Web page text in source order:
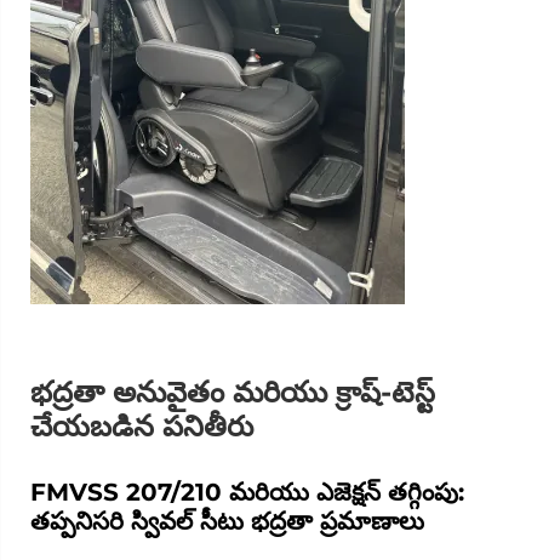
భద్రతా అనువైతం మరియు క్రాష్-టెస్ట్
చేయబడిన పనితీరు
FMVSS 207/210 మరియు ఎజెక్షన్ తగ్గింపు:
తప్పనిసరి స్వివల్ సీటు భద్రతా ప్రమాణాలు